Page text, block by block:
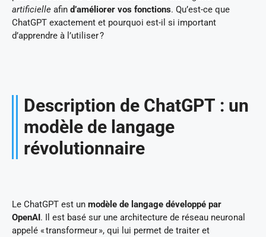
artificielle afin d’améliorer vos fonctions. Qu’est-ce que
ChatGPT exactement et pourquoi est-il si important
d’apprendre à l’utiliser ?
Description de ChatGPT : un
modèle de langage
révolutionnaire
Le ChatGPT est un modèle de langage développé par
OpenAI. Il est basé sur une architecture de réseau neuronal
appelé « transformeur », qui lui permet de traiter et